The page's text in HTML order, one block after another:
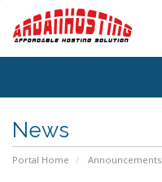
News
Portal Home Announcements